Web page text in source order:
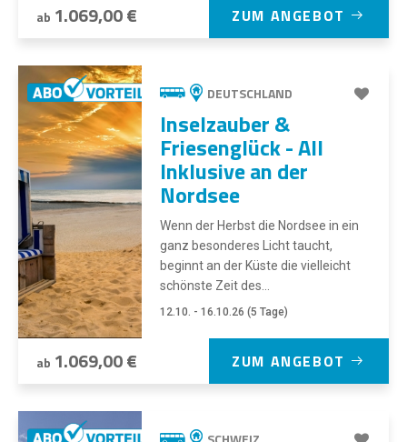
ab 1.069,00 € ZUM ANGEBOT
DEUTSCHLAND
Inselzauber &
Friesenglück - All
Inklusive an der
Nordsee
Wenn der Herbst die Nordsee in ein
ganz besonderes Licht taucht,
beginnt an der Küste die vielleicht
schönste Zeit des...
12.10. - 16.10.26 (5 Tage)
ab 1.069,00 € ZUM ANGEBOT